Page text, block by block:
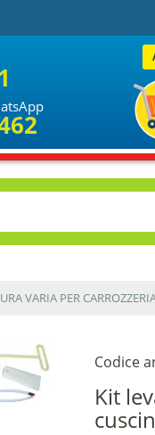
VARIA PER
Codice
Kit